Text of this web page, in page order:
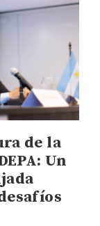
de la
Un